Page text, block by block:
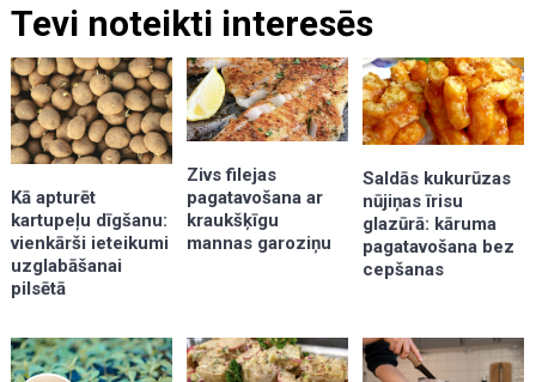
Tevi noteikti interesēs
Kā apturēt
kartupeļu dīgšanu:
vienkārši ieteikumi
uzglabāšanai
pilsētā
Zivs filejas
pagatavošana ar
kraukšķīgu
mannas garoziņu
Saldās kukurūzas
nūjiņas īrisu
glazūrā: kāruma
pagatavošana bez
cepšanas